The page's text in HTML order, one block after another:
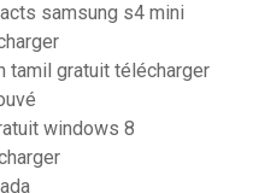
samsung s4 mini
tamil gratuit télécharger
windows 8